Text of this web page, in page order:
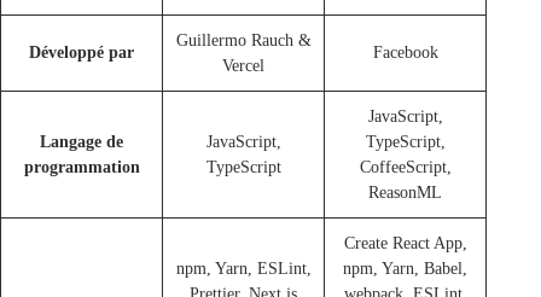
Développé par
Guillermo Rauch &
Vercel
Facebook
Langage de
programmation
JavaScript,
TypeScript
JavaScript,
TypeScript,
CoffeeScript,
ReasonML
npm, Yarn, ESLint,
Create React App,
npm, Yarn, Babel,